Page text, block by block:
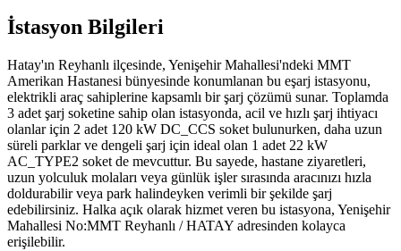
İstasyon Bilgileri
Hatay'ın Reyhanlı ilçesinde, Yenişehir Mahallesi'ndeki MMT
Amerikan Hastanesi bünyesinde konumlanan bu eşarj istasyonu,
elektrikli araç sahiplerine kapsamlı bir şarj çözümü sunar. Toplamda
3 adet şarj soketine sahip olan istasyonda, acil ve hızlı şarj ihtiyacı
olanlar için 2 adet 120 kW DC_CCS soket bulunurken, daha uzun
süreli parklar ve dengeli şarj için ideal olan 1 adet 22 kW
AC_TYPE2 soket de mevcuttur. Bu sayede, hastane ziyaretleri,
uzun yolculuk molaları veya günlük işler sırasında aracınızı hızla
doldurabilir veya park halindeyken verimli bir şekilde şarj
edebilirsiniz. Halka açık olarak hizmet veren bu istasyona, Yenişehir
Mahallesi No:MMT Reyhanlı / HATAY adresinden kolayca
erişilebilir.